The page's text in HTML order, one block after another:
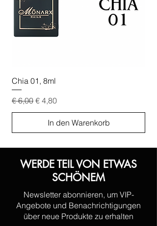
Chia 01, 8ml
Standardpreis
€ 6,00 Sale-Preis
€ 4,80
In den Warenkorb
WERDE TEIL VON ETWAS
SCHÖNEM
Newsletter abonnieren, um VIP-
Angebote und Benachrichtigungen
über neue Produkte zu erhalten